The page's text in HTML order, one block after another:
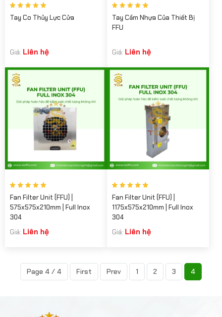
Tay Co Thủy Lực Cửa
Giá: Liên hệ
Tay Cầm Nhựa Của Thiết Bị
FFU
Giá: Liên hệ
Fan Filter Unit (FFU) |
575x575x210mm | Full Inox
304
Giá: Liên hệ
Fan Filter Unit (FFU) |
1175x575x210mm | Full Inox
304
Giá: Liên hệ
Page 4 / 4 First Prev 1 2 3 4